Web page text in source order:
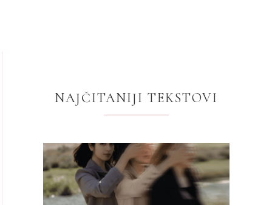
NAJČITANIJI TEKSTOVI